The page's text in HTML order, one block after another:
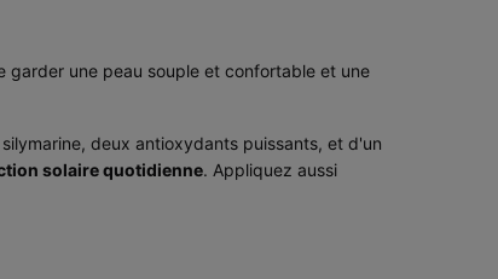
garder une peau souple et confortable et une
deux antioxydants puissants, et d'un
solaire quotidienne. Appliquez aussi